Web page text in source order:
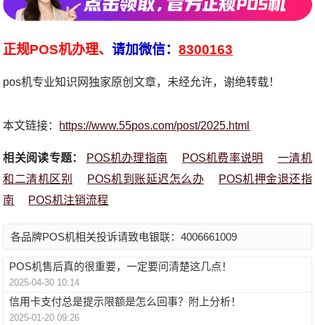
正规POS机办理、请加微信：8300163
pos机专业知识网独家原创文章，未经允许，谢绝转载！
本文链接： https://www.55pos.com/post/2025.html
相关阅读专题： POS机办理指南 POS机费率说明
一清机
和二清机区别
POS机到账延迟怎么办
POS机押金退还指
南
POS机注销流程
各品牌POS机相关投诉请致电银联：4006661009
POS机售后真的很重要，一定要问清楚这几点！
2025-04-30 10:14
信用卡支付总是提示限额是怎么回事？附上分析！
2025-01-20 09:26